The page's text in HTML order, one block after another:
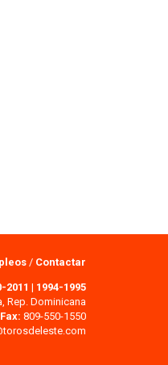
/ Contactar
2011 | 1994-1995
Rep. Dominicana
Fax: 809-550-1550